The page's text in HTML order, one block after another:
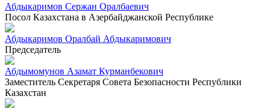
Абдыкаримов Сержан Оралбаевич
Посол Казахстана в Азербайджанской Республике
Абдыкаримов Оралбай Абдыкаримович
Председатель
Абдымомунов Азамат Курманбекович
Заместитель Секретаря Совета Безопасности Республики
Казахстан